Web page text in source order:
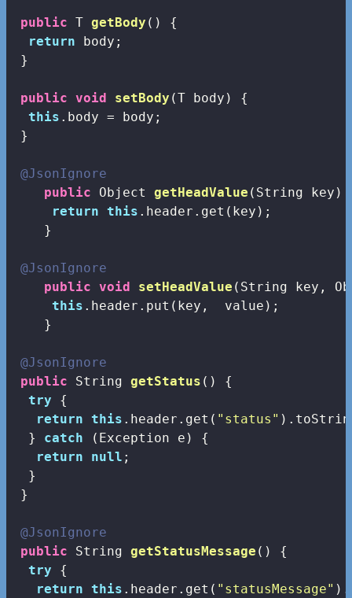
public T getBody ()
{
return body;
}
public void setBody (T body)
{
this .body = body;
}
@JsonIgnore
public Object getHeadValue (String key)
return this .header.get(key);
    }
@JsonIgnore
public void setHeadValue (String key,
this .header.put(key,  value);
    }
@JsonIgnore
public String getStatus ()
{
try {
return this .header.get( "status"
  }
catch (Exception e) {
return
null ;
  }
}
@JsonIgnore
public String getStatusMessage ()
{
try {
return this .header.get( "statusMessage"